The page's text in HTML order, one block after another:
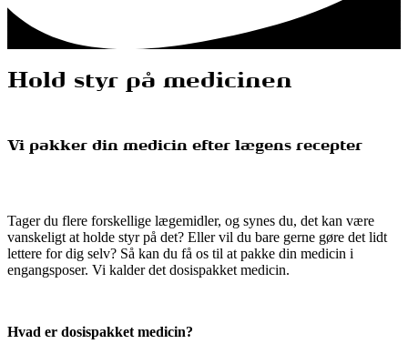
Hold styr på medicinen
Vi pakker din medicin efter lægens recepter
Tager du flere forskellige lægemidler, og synes du, det kan være
vanskeligt at holde styr på det? Eller vil du bare gerne gøre det lidt
lettere for dig selv? Så kan du få os til at pakke din medicin i
engangsposer. Vi kalder det dosispakket medicin.
Hvad er dosispakket medicin?